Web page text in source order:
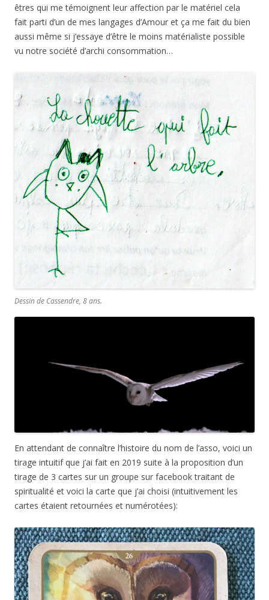
êtres qui me témoignent leur affection par le matériel cela
fait parti d’un de mes langages d’Amour et ça me fait du bien
aussi même si j’essaye d’être le moins matérialiste possible
vu notre société d’archi consommation…
Dessin de Cassendre, 8 ans.
En attendant de connaître l’histoire du nom de l’asso, voici un
tirage intuitif que j’ai fait en 2019 suite à la proposition d’un
tirage de 3 cartes sur un groupe sur facebook traitant de
spiritualité et voici la carte que j’ai choisi (intuitivement les
cartes étaient retournées et numérotées):